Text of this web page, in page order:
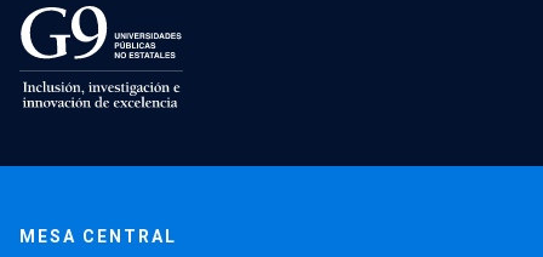
MESA CENTRAL